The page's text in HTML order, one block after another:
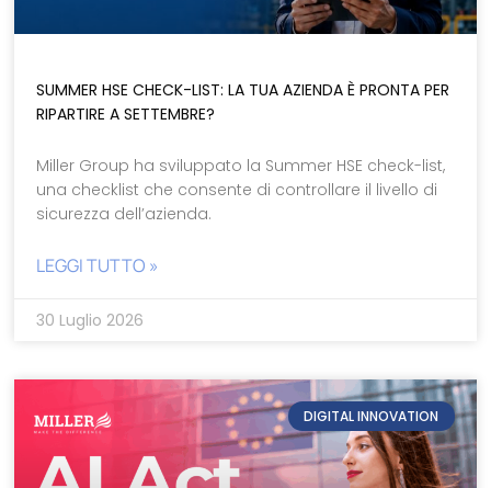
SUMMER HSE CHECK-LIST: LA TUA AZIENDA È PRONTA PER
RIPARTIRE A SETTEMBRE?
Miller Group ha sviluppato la Summer HSE check-list,
una checklist che consente di controllare il livello di
sicurezza dell’azienda.
LEGGI TUTTO »
30 Luglio 2026
DIGITAL INNOVATION